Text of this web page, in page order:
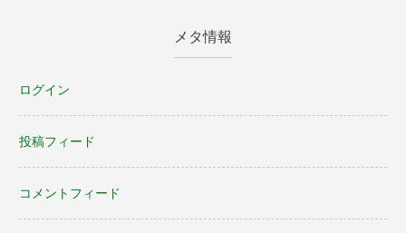
メタ情報
ログイン
投稿フィード
コメントフィード